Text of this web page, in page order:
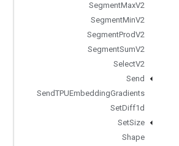
SegmentMaxV2
SegmentMinV2
SegmentProdV2
SegmentSumV2
SelectV2
Send
SendTPUEmbeddingGradients
SetDiff1d
SetSize
Shape